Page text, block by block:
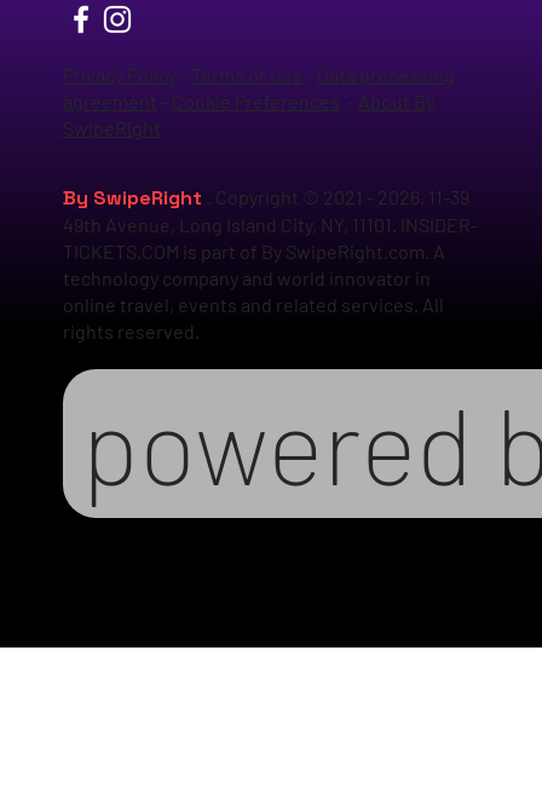
Privacy Policy- Terms of Use - Data processing
agreement - Cookie Preferences - About By
SwipeRight
By SwipeRight
. Copyright © 2021 - 2026. 11-39
49th Avenue, Long Island City, NY, 11101. INSIDER-
TICKETS.COM is part of By SwipeRight.com. A
technology company and world innovator in
online travel, events and related services. All
rights reserved.
powered